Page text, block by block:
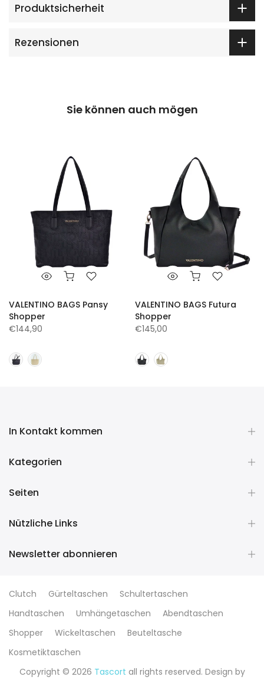
Produktsicherheit
Rezensionen
Sie können auch mögen
VALENTINO BAGS Pansy
Shopper
€144,90
VALENTINO BAGS Futura
Shopper
€145,00
In Kontakt kommen
Kategorien
Seiten
Nützliche Links
Newsletter abonnieren
Clutch Gürteltaschen
Schultertaschen
Handtaschen
Umhängetaschen
Abendtaschen
Shopper
Wickeltaschen
Beuteltasche
Kosmetiktaschen
Copyright © 2026 Tascort all rights reserved. Design by